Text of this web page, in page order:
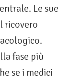
Le sue
ricovero
fase più
se i medici